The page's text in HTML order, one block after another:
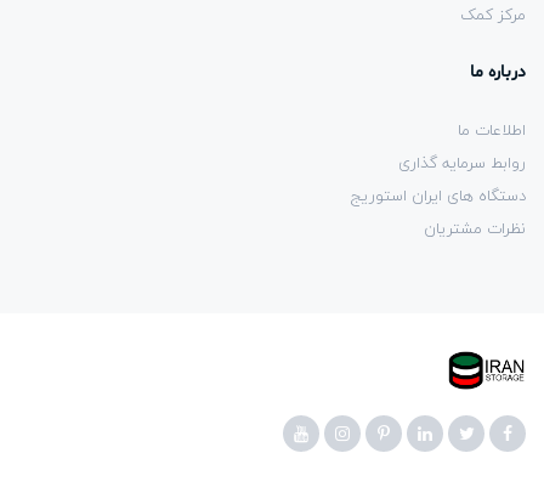
مرکز کمک
درباره ما
اطلاعات ما
روابط سرمایه گذاری
دستگاه های ایران استوریج
نظرات مشتریان